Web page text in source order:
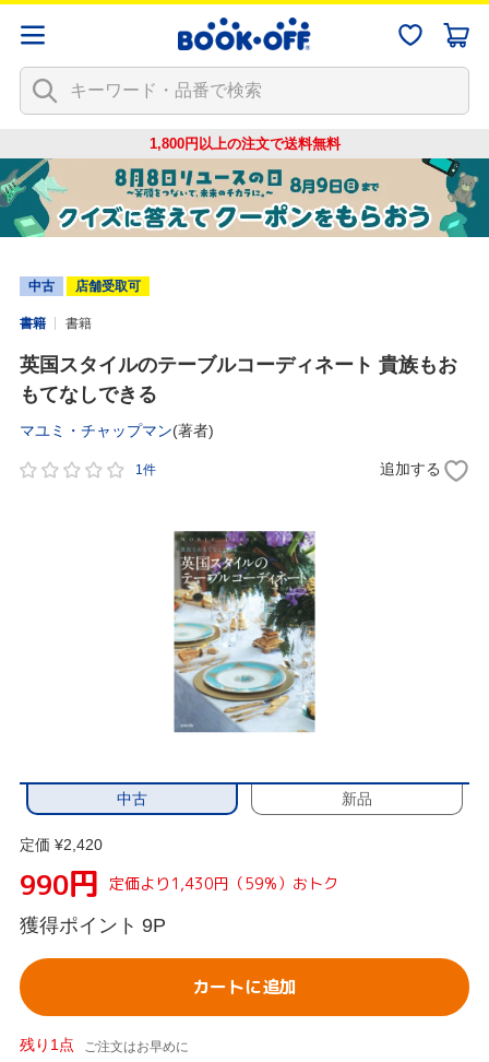
1,800円以上の注文で送料無料
中古 店舗受取可
書籍 書籍
英国スタイルのテーブルコーディネート 貴族もお
もてなしできる
マユミ・チャップマン(著者)
1件 追加する
中古 新品
定価 ¥2,420
990円 定価より1,430円（59%）おトク
獲得ポイント 9P
カートに追加
残り1点 ご注文はお早めに